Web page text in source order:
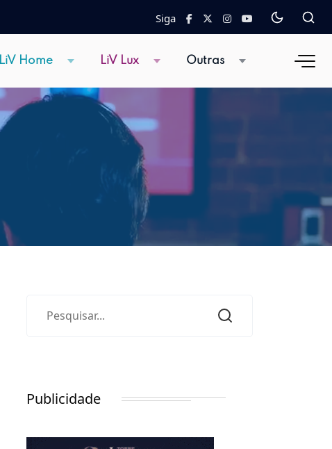
Siga
LiV Home LiV Lux Outras
Publicidade